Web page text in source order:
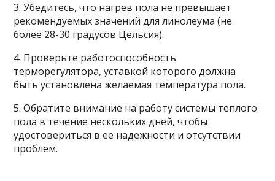
3. Убедитесь, что нагрев пола не превышает
рекомендуемых значений для линолеума (не
более 28-30 градусов Цельсия).
4. Проверьте работоспособность
терморегулятора, уставкой которого должна
быть установлена желаемая температура пола.
5. Обратите внимание на работу системы теплого
пола в течение нескольких дней, чтобы
удостовериться в ее надежности и отсутствии
проблем.